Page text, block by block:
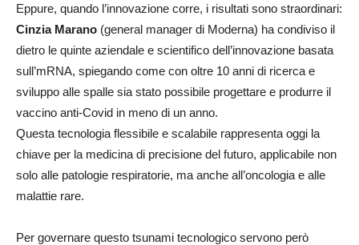
Eppure, quando l’innovazione corre, i risultati sono straordinari:
Cinzia Marano (general manager di Moderna) ha condiviso il
dietro le quinte aziendale e scientifico dell’innovazione basata
sull’mRNA, spiegando come con oltre 10 anni di ricerca e
sviluppo alle spalle sia stato possibile progettare e produrre il
vaccino anti-Covid in meno di un anno.
Questa tecnologia flessibile e scalabile rappresenta oggi la
chiave per la medicina di precisione del futuro, applicabile non
solo alle patologie respiratorie, ma anche all’oncologia e alle
malattie rare.
Per governare questo tsunami tecnologico servono però